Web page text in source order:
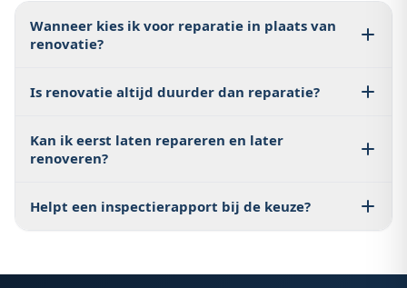
Wanneer kies ik voor reparatie in plaats van
renovatie?
meestal voldoende en voordeliger.
Is renovatie altijd duurder dan reparatie?
problemen kan renovatie op middellange termijn
goedkoper zijn dan meerdere losse reparaties.
Kan ik eerst laten repareren en later
renoveren?
daarna een inspectie om te bepalen of renovatie alsnog
wenselijk is.
Helpt een inspectierapport bij de keuze?
tussen herstel en renovatie.